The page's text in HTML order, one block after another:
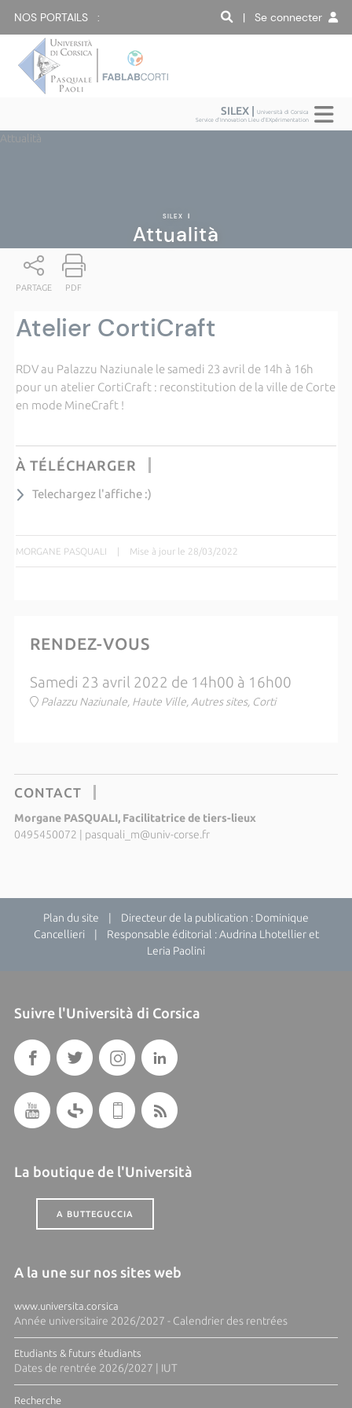
NOS PORTAILS : | Se connecter
SILEX |Università di Corsica
Service d'Innovation Lieu d'EXpérimentation
Attualità
SILEX |
Attualità
PARTAGE PDF
Atelier CortiCraft
RDV au Palazzu Naziunale le samedi 23 avril de 14h à 16h
pour un atelier CortiCraft : reconstitution de la ville de Corte
en mode MineCraft !
À TÉLÉCHARGER
Telechargez l'affiche :)
MORGANE PASQUALI | Mise à jour le 28/03/2022
RENDEZ-VOUS
Samedi 23 avril 2022 de 14h00 à 16h00
Palazzu Naziunale, Haute Ville, Autres sites, Corti
CONTACT
Morgane PASQUALI, Facilitatrice de tiers-lieux
0495450072 | pasquali_m@univ-corse.fr
Plan du site | Directeur de la publication : Dominique
Cancellieri | Responsable éditorial : Audrina Lhotellier et
Leria Paolini
Suivre l'Università di Corsica
La boutique de l'Università
A BUTTEGUCCIA
A la une sur nos sites web
www.universita.corsica
Année universitaire 2026/2027 - Calendrier des rentrées
Etudiants & futurs étudiants
Dates de rentrée 2026/2027 | IUT
Recherche